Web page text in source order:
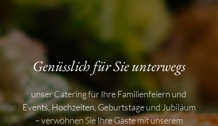
Jetzt Buchungsanfrage stellen
Hier geht’s zu unserem Eventkalendar
Genüsslich für Sie unterwegs
unser Catering für Ihre Familienfeiern und
Events, Hochzeiten, Geburtstage und Jubiläum
– verwöhnen Sie Ihre Gäste mit unserem